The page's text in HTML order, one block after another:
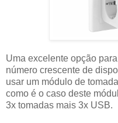
Uma excelente opção
número crescente de
usar um módulo de
como é o caso deste
3x tomadas mais 3x USB.